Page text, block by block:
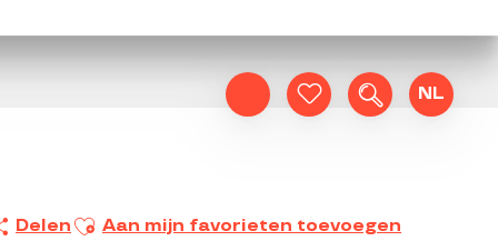
Zoek op
NL
Delen Ajouter aux favoris
Aan mijn favorieten toevoegen